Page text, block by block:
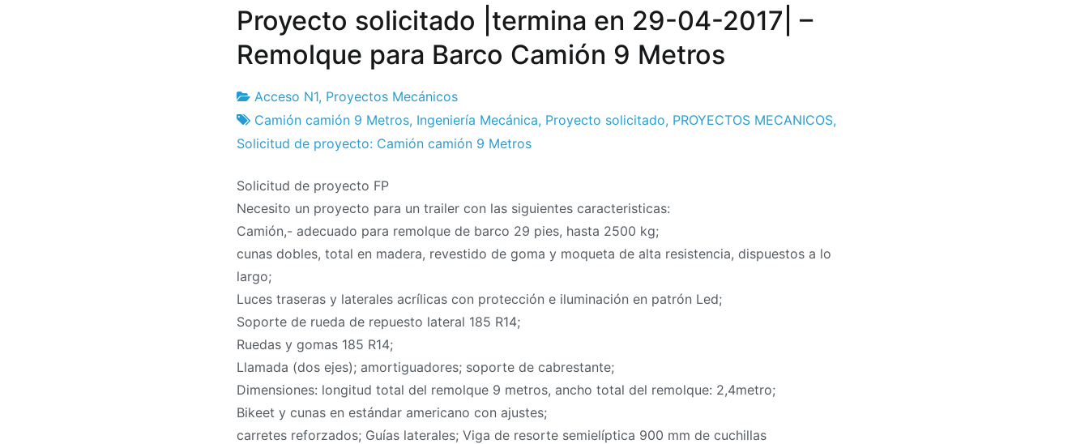
Proyecto solicitado |termina en 29-04-2017| –
Remolque para Barco Camión 9 Metros
Fábrica
de
17
el
el
2017
Acceso N1, Proyectos Mecánicos
Camión camión 9 Metros, Ingeniería Mecánica, Proyecto solicitado, PROYECTOS MECANICOS,
Solicitud de proyecto: Camión camión 9 Metros
Solicitud de proyecto FP
Necesito un proyecto para un trailer con las siguientes caracteristicas:
Camión,- adecuado para remolque de barco 29 pies, hasta 2500 kg;
cunas dobles, total en madera, revestido de goma y moqueta de alta resistencia, dispuestos a lo
largo;
Luces traseras y laterales acrílicas con protección e iluminación en patrón Led;
Soporte de rueda de repuesto lateral 185 R14;
Ruedas y gomas 185 R14;
Llamada (dos ejes); amortiguadores; soporte de cabrestante;
Dimensiones: longitud total del remolque 9 metros, ancho total del remolque: 2,4metro;
Bikeet y cunas en estándar americano con ajustes;
carretes reforzados; Guías laterales; Viga de resorte semielíptica 900 mm de cuchillas